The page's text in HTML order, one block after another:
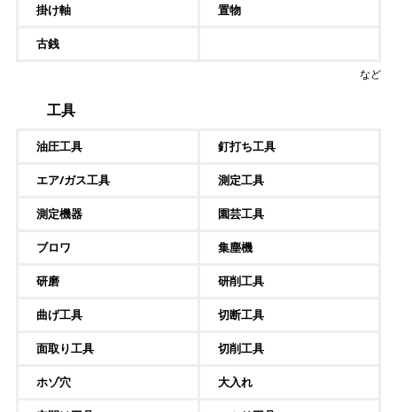
掛け軸 置物
古銭
など
工具
油圧工具 釘打ち工具
エア/ガス工具 測定工具
測定機器 園芸工具
ブロワ 集塵機
研磨 研削工具
曲げ工具 切断工具
面取り工具 切削工具
ホゾ穴 大入れ